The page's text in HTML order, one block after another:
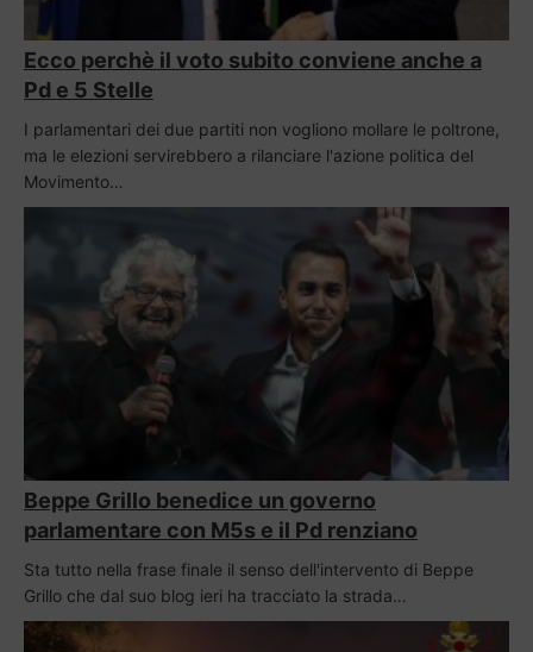
Ecco perchè il voto subito conviene anche a
Pd e 5 Stelle
I parlamentari dei due partiti non vogliono mollare le poltrone,
ma le elezioni servirebbero a rilanciare l'azione politica del
Movimento…
Beppe Grillo benedice un governo
parlamentare con M5s e il Pd renziano
Sta tutto nella frase finale il senso dell'intervento di Beppe
Grillo che dal suo blog ieri ha tracciato la strada…